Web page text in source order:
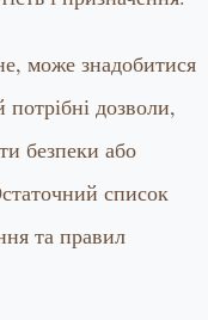
може знадобитися
дозволи,
безпеки або
список
та правил